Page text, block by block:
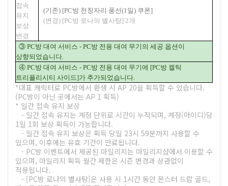
접속
유지
보상
변경
(기존) [PC방 천칭자리 풍선(1일) 쿠폰]
(변경) [PC방 로나의 별사탕] 2개
③ PC방 대여 서비스 - PC방 전용 대여 무기의 세공 옵션이
상향되었습니다.
④ PC방 대여 서비스 - PC방 전용 대여 무기에 [PC방 켈틱
트리플리시티 사이드]가 추가되었습니다.
*대표 캐릭터로 PC방에서 환생 시 AP 20을 획득할 수 있습니다.
(PC방이 아닌 곳에서는 AP 1 획득)
* 일간 접속 유지 보상
- 일간 접속 유지는 계정 단위로 시간이 누적되며, 계정(아이디)당
1일 1회 보상 획득이 가능합니다.
- 일간 접속 유지 보상은 획득 당일 23시 59분까지 사용할 수
있으며, 이후에는 유효 기간이 만료됩니다.
- PC방 이벤트에서 제공된 마일리지는 마일리지샵에서 이용할 수
있으며, 마일리지 획득 월간 제한은 시즌 변경과 상관없이
적용됩니다.
- [PC방 로나의 별사탕]은 사용 시 1시간 동안 몬스터 드랍 골드,